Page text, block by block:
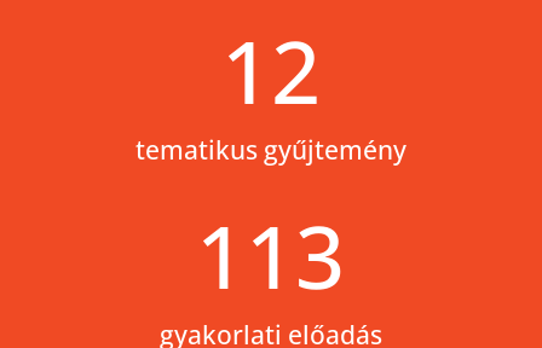
12
tematikus gyűjtemény
113
gyakorlati előadás